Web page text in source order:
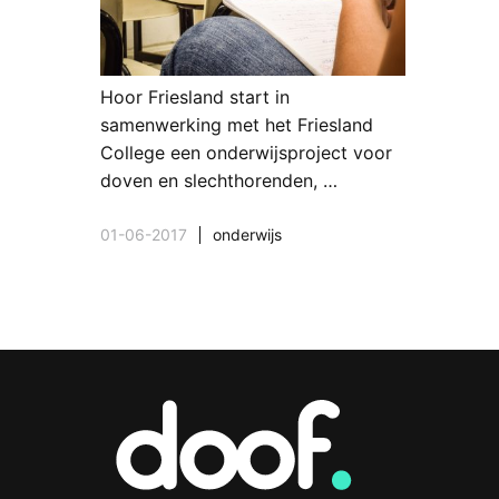
Hoor Friesland start in
samenwerking met het Friesland
College een onderwijsproject voor
doven en slechthorenden, …
01-06-2017 onderwijs